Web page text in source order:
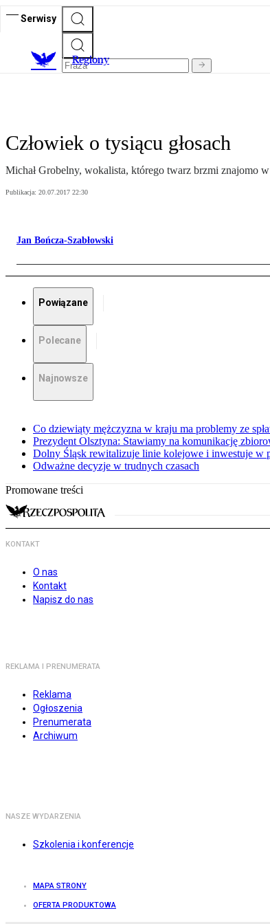
Serwisy
Regiony
Człowiek o tysiącu głosach
Michał Grobelny, wokalista, którego twarz brzmi znajomo
Publikacja: 20.07.2017 22:30
Jan Bończa-Szabłowski
Powiązane
Polecane
Najnowsze
Co dziewiąty mężczyzna w kraju ma problemy ze
Prezydent Olsztyna: Stawiamy na komunikację
Dolny Śląsk rewitalizuje linie kolejowe i inwestuje w
Odważne decyzje w trudnych czasach
Promowane treści
KONTAKT
O nas
Kontakt
Napisz do nas
REKLAMA I PRENUMERATA
Reklama
Ogłoszenia
Prenumerata
Archiwum
NASZE WYDARZENIA
Szkolenia i konferencje
MAPA STRONY
OFERTA PRODUKTOWA